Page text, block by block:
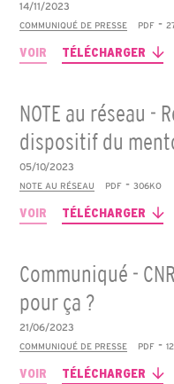
14/11/2023
COMMUNIQUÉ DE PRESSE PDF -
VOIR TÉLÉCHARGER
NOTE au réseau -
dispositif du
05/10/2023
NOTE AU RÉSEAU PDF -306KO
VOIR TÉLÉCHARGER
Communiqué -
pour ça ?
21/06/2023
COMMUNIQUÉ DE PRESSE PDF -
VOIR TÉLÉCHARGER